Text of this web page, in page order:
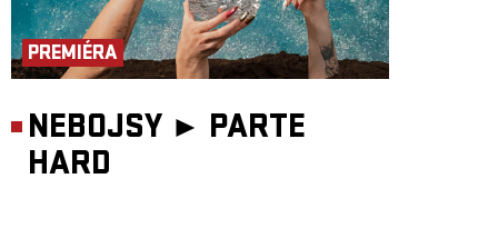
PREMIÉRA
NEBOJSY ► PARTE
HARD